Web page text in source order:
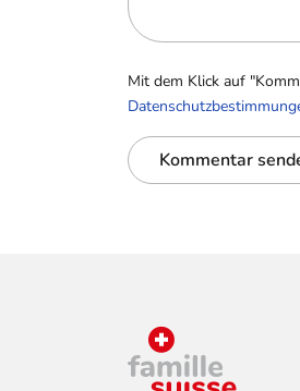
Mit dem Klick auf
Kommentar